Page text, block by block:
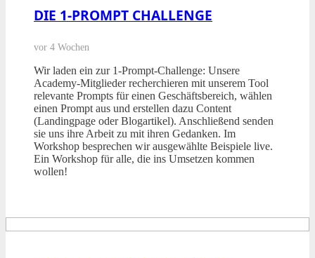
DIE 1-PROMPT CHALLENGE
vor 4 Wochen
Wir laden ein zur 1-Prompt-Challenge: Unsere
Academy-Mitglieder recherchieren mit unserem Tool
relevante Prompts für einen Geschäftsbereich, wählen
einen Prompt aus und erstellen dazu Content
(Landingpage oder Blogartikel). Anschließend senden
sie uns ihre Arbeit zu mit ihren Gedanken. Im
Workshop besprechen wir ausgewählte Beispiele live.
Ein Workshop für alle, die ins Umsetzen kommen
wollen!